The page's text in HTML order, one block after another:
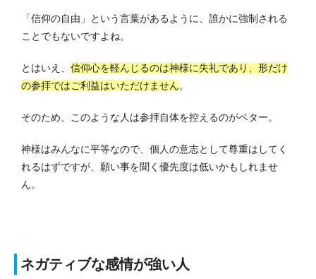
「信仰の自由」という言葉があるように、誰かに強制される
ことでもないですよね。
とはいえ、 信仰心を軽んじるのは神様に失礼であり、形だけ
の参拝ではご利益はいただけません。
そのため、このような人は参拝自体を控えるのがベター。
神様はみんなに平等なので、個人の意志として尊重はしてく
れるはずですが、願い事を聞く優先度は低いかもしれませ
ん。
ネガティブな感情が強い人